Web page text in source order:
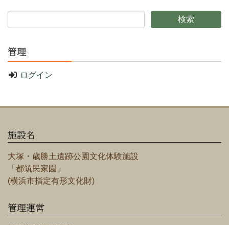
管理
ログイン
施設名
大塚・歳勝土遺跡公園文化体験施設
「都筑民家園」
(横浜市指定有形文化財)
管理運営